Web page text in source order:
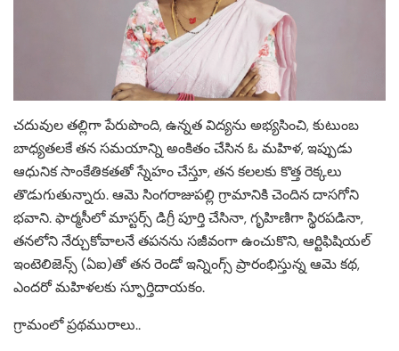
చదువుల తల్లిగా పేరుపొంది, ఉన్నత విద్యను అభ్యసించి, కుటుంబ
బాధ్యతలకే తన సమయాన్ని అంకితం చేసిన ఓ మహిళ, ఇప్పుడు
ఆధునిక సాంకేతికతతో స్నేహం చేస్తూ, తన కలలకు కొత్త రెక్కలు
తొడుగుతున్నారు. ఆమె సింగరాజుపల్లి గ్రామానికి చెందిన దాసగోని
భవాని. ఫార్మసీలో మాస్టర్స్ డిగ్రీ పూర్తి చేసినా, గృహిణిగా స్థిరపడినా,
తనలోని నేర్చుకోవాలనే తపనను సజీవంగా ఉంచుకొని, ఆర్టిఫిషియల్
ఇంటెలిజెన్స్ (ఏఐ)తో తన రెండో ఇన్నింగ్స్ ప్రారంభిస్తున్న ఆమె కథ,
ఎందరో మహిళలకు స్ఫూర్తిదాయకం.
గ్రామంలో ప్రథమురాలు..